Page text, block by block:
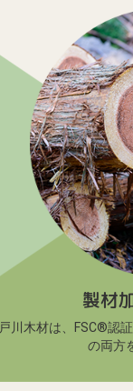
製材
戸川木材は、FSC®認
の両方